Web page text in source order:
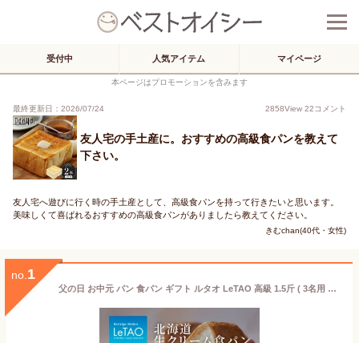
受付中 人気アイテム マイページ
本ページはプロモーションを含みます
最終更新日：2026/07/24 2858View 22コメント
友人宅の手土産に。おすすめの高級食パンを教えて
下さい。
友人宅へ遊びに行く時の手土産として、高級食パンを持って行きたいと思います。
美味しくて喜ばれるおすすめの高級食パンがありましたら教えてください。
きむchan(40代・女性)
no. 1
父の日 お中元 パン 食パン ギフト ルタオ LeTAO 高級 1.5斤 ( 3名用 ～ 6名用 ) 誕生日プレゼント お取り寄せ 北海道 内祝い お返し 贅沢 生クリーム食パン